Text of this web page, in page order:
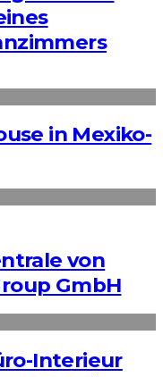
in Mexiko-
von
GmbH
Interieur